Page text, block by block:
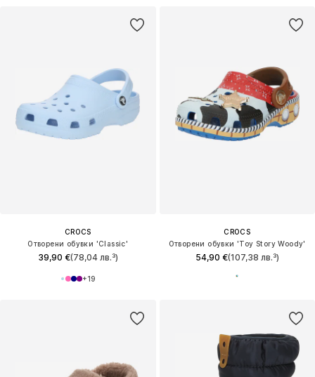
CROCS
Отворени обувки 'Classic'
39,90 €(78,04 лв.³)
+19
CROCS
Отворени обувки 'Toy Story Woody'
54,90 €(107,38 лв.³)